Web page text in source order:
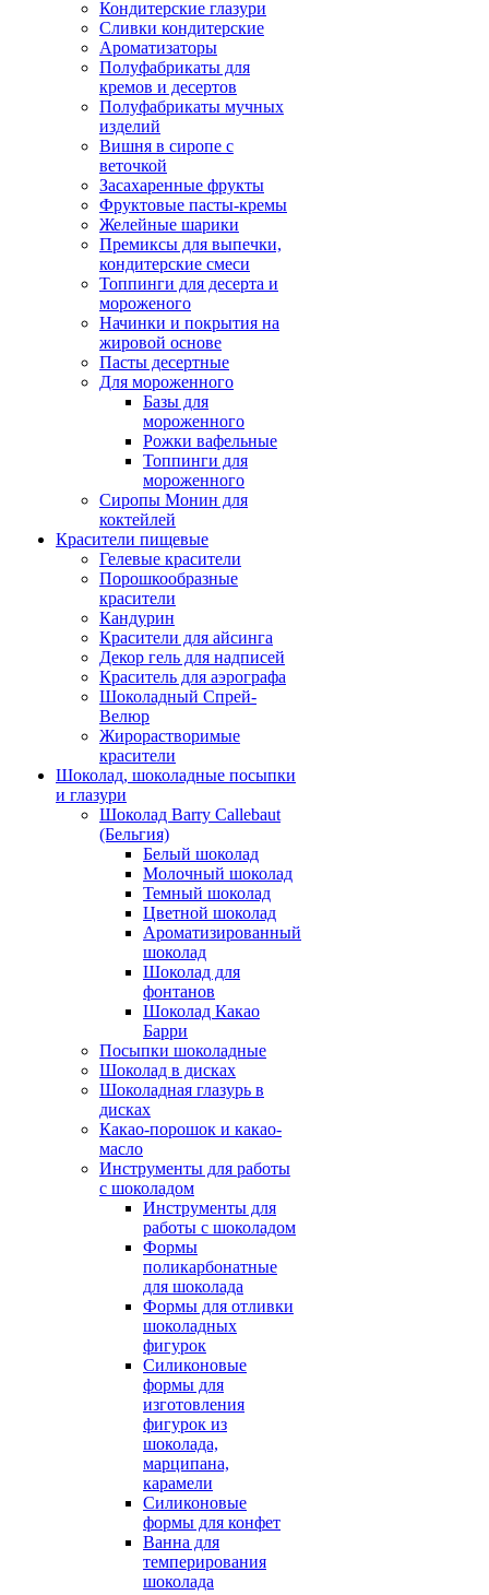
Кондитерские глазури
Сливки кондитерские
Ароматизаторы
Полуфабрикаты для
кремов и десертов
Полуфабрикаты мучных
изделий
Вишня в сиропе с
веточкой
Засахаренные фрукты
Фруктовые пасты-кремы
Желейные шарики
Премиксы для выпечки,
кондитерские смеси
Топпинги для десерта и
мороженого
Начинки и покрытия на
жировой основе
Пасты десертные
Для мороженного
Базы для
мороженного
Рожки вафельные
Топпинги для
мороженного
Сиропы Монин для
коктейлей
Красители пищевые
Гелевые красители
Порошкообразные
красители
Кандурин
Красители для айсинга
Декор гель для надписей
Краситель для аэрографа
Шоколадный Спрей-
Велюр
Жирорастворимые
красители
Шоколад, шоколадные посыпки
и глазури
Шоколад Barry Callebaut
(Бельгия)
Белый шоколад
Молочный шоколад
Темный шоколад
Цветной шоколад
Ароматизированный
шоколад
Шоколад для
фонтанов
Шоколад Какао
Барри
Посыпки шоколадные
Шоколад в дисках
Шоколадная глазурь в
дисках
Какао-порошок и какао-
масло
Инструменты для работы
с шоколадом
Инструменты для
работы с шоколадом
Формы
поликарбонатные
для шоколада
Формы для отливки
шоколадных
фигурок
Силиконовые
формы для
изготовления
фигурок из
шоколада,
марципана,
карамели
Силиконовые
формы для конфет
Ванна для
темперирования
шоколада